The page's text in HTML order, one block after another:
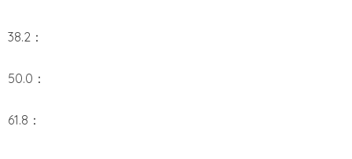
38.2：
50.0：
61.8：